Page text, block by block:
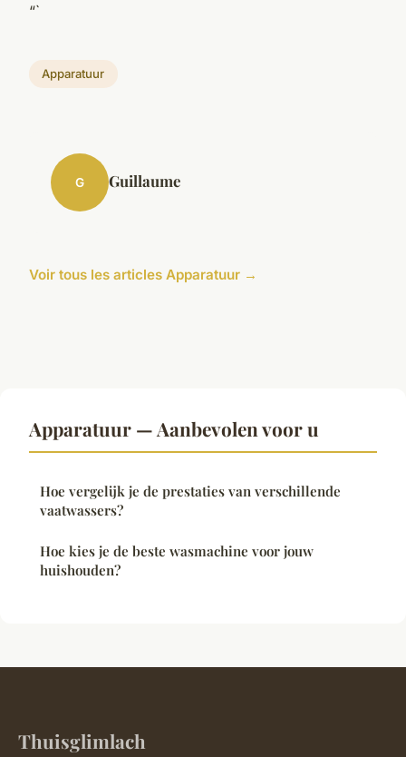
“`
Apparatuur
G Guillaume
Voir tous les articles Apparatuur →
Apparatuur — Aanbevolen voor u
Hoe vergelijk je de prestaties van verschillende
vaatwassers?
Hoe kies je de beste wasmachine voor jouw
huishouden?
Thuisglimlach